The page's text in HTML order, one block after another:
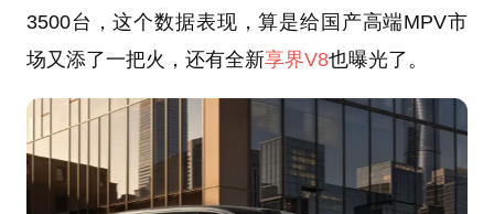
3500台，这个数据表现，算是给国产高端MPV市
场又添了一把火，还有全新享界V8也曝光了。